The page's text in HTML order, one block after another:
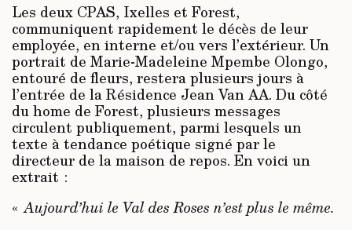
Les deux CPAS, Ixelles et Forest,
communiquent rapidement le décès de leur
employée, en interne et/ou vers l’extérieur. Un
portrait de Marie-Madeleine Mpembe Olongo,
entouré de fleurs, restera plusieurs jours à
l’entrée de la Résidence Jean Van AA. Du côté
du home de Forest, plusieurs messages
circulent publiquement, parmi lesquels un
texte à tendance poétique signé par le
directeur de la maison de repos. En voici un
extrait :
«Aujourd’hui le Val des Roses n’est plus le même.